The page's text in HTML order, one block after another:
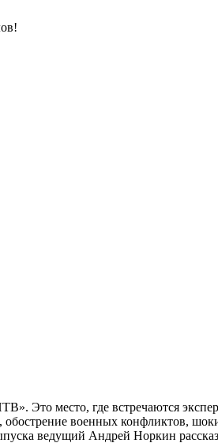
Это место, где встречаются
обострение военных конфликтов,
ведущий Андрей Норкин